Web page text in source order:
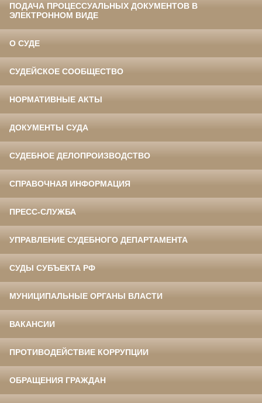
ПОДАЧА ПРОЦЕССУАЛЬНЫХ ДОКУМЕНТОВ В
ЭЛЕКТРОННОМ ВИДЕ
О СУДЕ
СУДЕЙСКОЕ СООБЩЕСТВО
НОРМАТИВНЫЕ АКТЫ
ДОКУМЕНТЫ СУДА
СУДЕБНОЕ ДЕЛОПРОИЗВОДСТВО
СПРАВОЧНАЯ ИНФОРМАЦИЯ
ПРЕСС-СЛУЖБА
УПРАВЛЕНИЕ СУДЕБНОГО ДЕПАРТАМЕНТА
СУДЫ СУБЪЕКТА РФ
МУНИЦИПАЛЬНЫЕ ОРГАНЫ ВЛАСТИ
ВАКАНСИИ
ПРОТИВОДЕЙСТВИЕ КОРРУПЦИИ
ОБРАЩЕНИЯ ГРАЖДАН